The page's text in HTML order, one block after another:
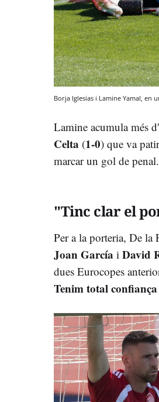
Borja Iglesias i Lamine Yamal, en
Lamine acumula més
Celta (1-0) que va
marcar un gol de penal.
"Tinc clar el
Per a la porteria, De
Joan García i David
dues Eurocopes
Tenim total confiança